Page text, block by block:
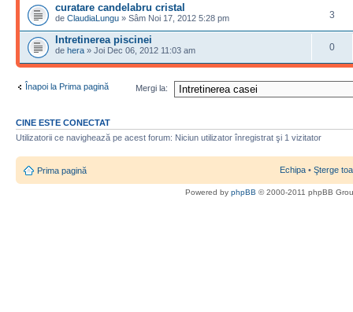
curatare candelabru cristal
de ClaudiaLungu » Sâm Noi 17, 2012 5:28 pm 3
Intretinerea piscinei
de hera » Joi Dec 06, 2012 11:03 am 0
Înapoi la Prima pagină Mergi la:
CINE ESTE CONECTAT
Utilizatorii ce navighează pe acest forum: Niciun utilizator înregistrat şi 1 vizitator
Prima pagină Echipa • Şterge
Powered by phpBB © 2000-2011 phpBB